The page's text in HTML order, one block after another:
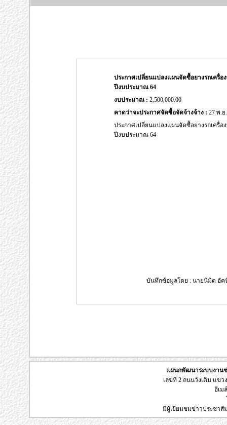
ประกาศเปลี่ยนแปลงแผนจัดซื้อยางรถเครื่
ปีงบประมาณ 64
งบประมาณ : 2,500,000.00
คาดว่าจะประกาศจัดซื้อจัดจ้างจ้าง : 27 พ.ย
ประกาศเปลี่ยนแปลงแผนจัดซื้อยางรถเครื่
ปีงบประมาณ 64
บันทึกข้อมูลโดย : นายนิมิต อัคนิ
แผนกพัฒนาระบบงานช่
เลขที่ 2 ถนนวังเดิม แขว
อีเม
มีผู้เยี่ยมชมข่าวประชา